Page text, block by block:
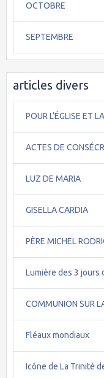
OCTOBRE
SEPTEMBRE
articles divers
POUR L’ÉGLISE ET
ACTES DE
LUZ DE MARIA
GISELLA CARDIA
PÈRE MICHEL
Lumière des 3 jours
COMMUNION SUR
Fléaux mondiaux
Icône de La Trinité